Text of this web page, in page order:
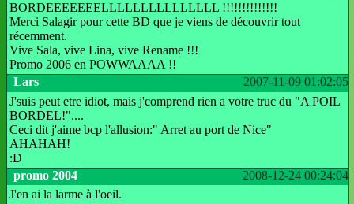
BORDEEEEEEELLLLLLLLLLLLLLL !!!!!!!!!!!!!!
Merci Salagir pour cette BD que je viens de découvrir tout
récemment.
Vive Sala, vive Lina, vive Rename !!!
Promo 2006 en POWWAAAA !!
2007-11-09 01:02:05
Lars
J'suis peut etre idiot, mais j'comprend rien a votre truc du "A POIL
BORDEL!"....
Ceci dit j'aime bcp l'allusion:" Arret au port de Nice"
AHAHAH!
:D
2008-12-24 00:24:04
promo 2004
J'en ai la larme à l'oeil.